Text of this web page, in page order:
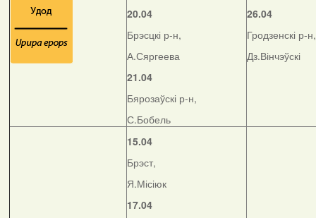
20.04
Брэсцкі р-н,
А.Сяргеева
21.04
Бярозаўскі р-н,
С.Бобель
26.04
Гродзенскі р-н,
Дз.Вінчэўскі
15.04
Брэст,
Я.Місіюк
17.04